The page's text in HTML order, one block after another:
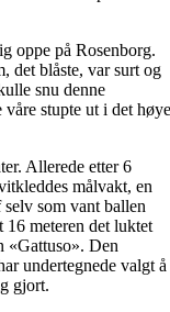
oppe på Rosenborg.
det blåste, var surt og
snu denne
stupte ut i det høye
Allerede etter 6
målvakt, en
som vant ballen
meteren det luktet
«Gattuso». Den
undertegnede valgt å
gjort.